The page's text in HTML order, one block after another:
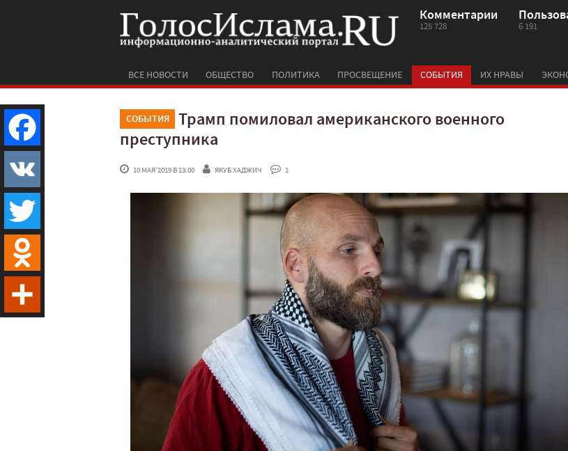
Комментарии
125 728 6 191
ВСЕ НОВОСТИ ОБЩЕСТВО ПОЛИТИКА ПРОСВЕЩЕНИЕ СОБЫТИЯ ИХ НРАВЫ
СОБЫТИЯ
Трамп помиловал американского военного
преступника
10 МАЯ'2019 В 13:00 ЯКУБ ХАДЖИЧ 1
Facebook
VK
Twitter
Odnoklassniki